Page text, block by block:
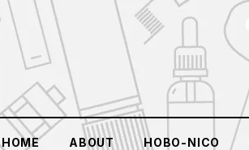
HOME ABOUT HOBO-NICO